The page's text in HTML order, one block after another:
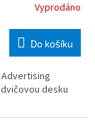
Vyprodáno
Do košíku
Advertising
desku